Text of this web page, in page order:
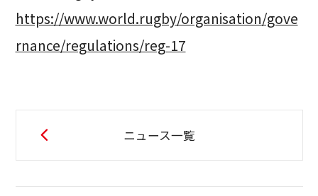
https://www.world.rugby/organisation/gove
rnance/regulations/reg-17
ニュース一覧